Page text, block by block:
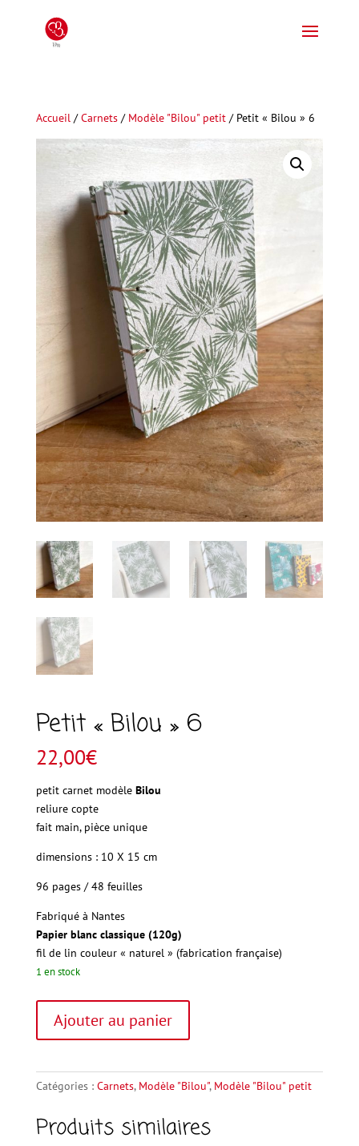
Accueil/Carnets/ Modèle "Bilou" petit/ Petit « Bilou » 6
Petit « Bilou » 6
22,00€
petit carnet modèle Bilou
reliure copte
fait main, pièce unique
dimensions : 10 X 15 cm
96 pages / 48 feuilles
Fabriqué à Nantes
Papierblanc classique (120g)
fil de lin couleur « naturel » (fabrication française)
1 en stock
Petit
6
Ajouter au panier
r
a
t
Catégories : Carnets, Modèle "Bilou", Modèle "Bilou" petit
Produits similaires